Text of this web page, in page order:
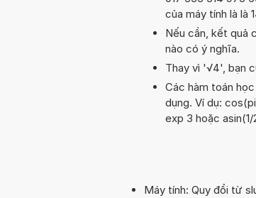
của máy tính là là
Nếu cần, kết quả
nào có ý nghĩa.
Thay vì '√4', bạn
Các hàm toán
dụng. Ví dụ:
exp 3 hoặc asin(1/
Máy tính: Quy đổi từ